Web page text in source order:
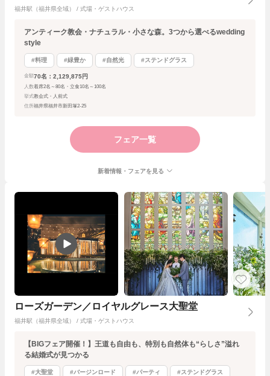
福井駅（福井県全域） / 式場・ゲストハウス
アンティーク教会・ナチュラル・小さな森。3つから選べるwedding
style
#料理 #緑豊か #自然光 #ステンドグラス
金額 70名：2,129,875円
人数着席2名～80名・立食10名～100名
挙式教会式・人前式
住所福井県福井市新田塚2-25
フェア一覧
新着情報・フェアを見る
ローズガーデン／ロイヤルグレース大聖堂
福井駅（福井県全域） / 式場・ゲストハウス
【BIGフェア開催！】王道も自由も、特別も自然体も“らしさ”溢れ
る結婚式が見つかる
#大聖堂 #バージンロード #パーティ #ステンドグラス